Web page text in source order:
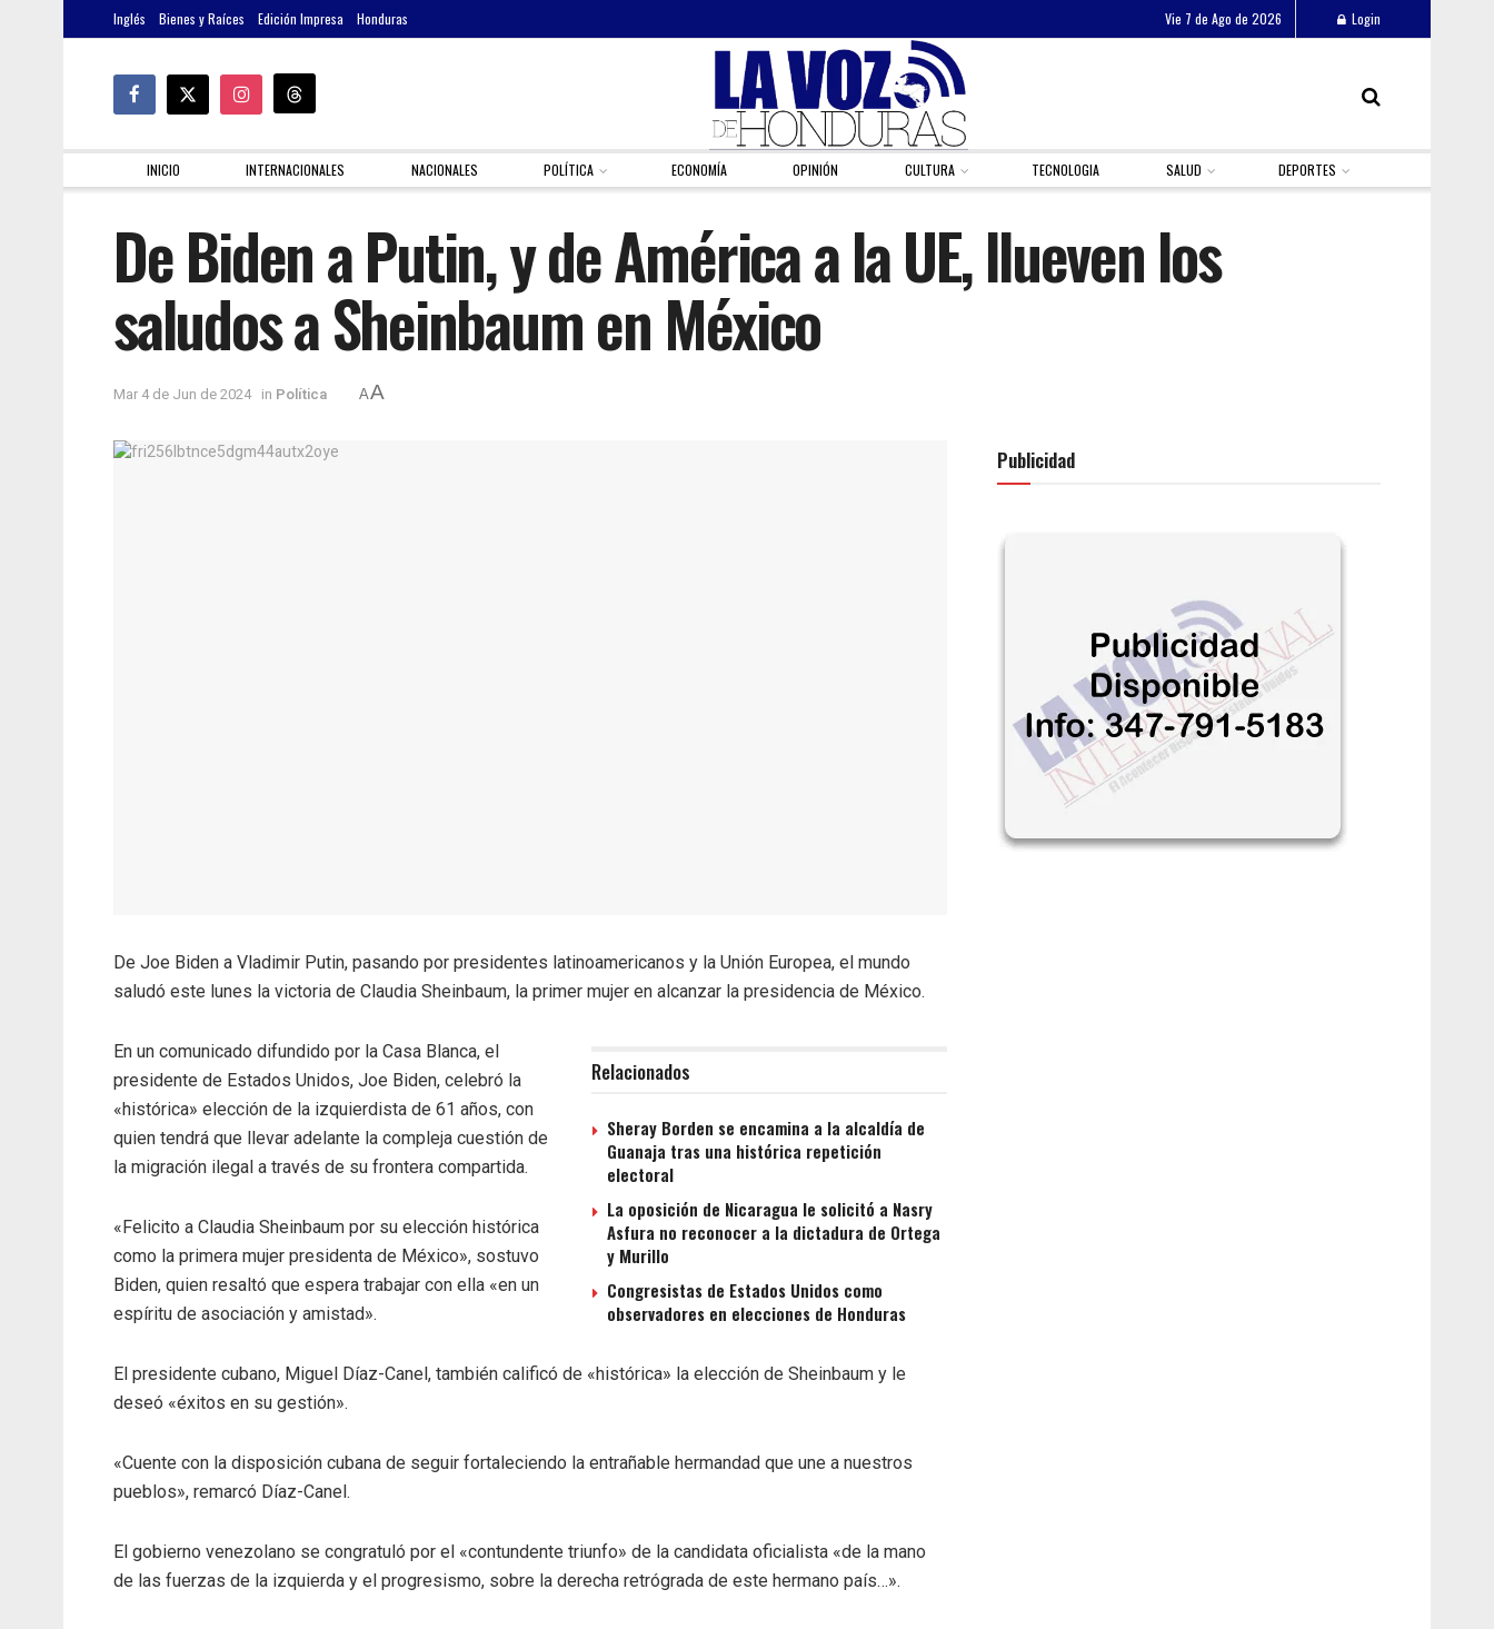
Inglés Bienes y Raíces Edición Impresa Honduras Vie 7 de Ago de 2026 Login
INICIO INTERNACIONALES NACIONALES POLÍTICA ECONOMÍA OPINIÓN CULTURA TECNOLOGIA SALUD DEPORTES
De Biden a Putin, y de América a la UE, llueven los
saludos a Sheinbaum en México
Mar 4 de Jun de 2024 in Política AA
De Joe Biden a Vladimir Putin, pasando por presidentes latinoamericanos y la Unión Europea, el mundo
saludó este lunes la victoria de Claudia Sheinbaum, la primer mujer en alcanzar la presidencia de México.
Relacionados
Sheray Borden se encamina a la alcaldía de
Guanaja tras una histórica repetición
electoral
La oposición de Nicaragua le solicitó a Nasry
Asfura no reconocer a la dictadura de Ortega
y Murillo
Congresistas de Estados Unidos como
observadores en elecciones de Honduras
En un comunicado difundido por la Casa Blanca, el
presidente de Estados Unidos, Joe Biden, celebró la
«histórica» elección de la izquierdista de 61 años, con
quien tendrá que llevar adelante la compleja cuestión de
la migración ilegal a través de su frontera compartida.
«Felicito a Claudia Sheinbaum por su elección histórica
como la primera mujer presidenta de México», sostuvo
Biden, quien resaltó que espera trabajar con ella «en un
espíritu de asociación y amistad».
El presidente cubano, Miguel Díaz-Canel, también calificó de «histórica» la elección de Sheinbaum y le
deseó «éxitos en su gestión».
«Cuente con la disposición cubana de seguir fortaleciendo la entrañable hermandad que une a nuestros
pueblos», remarcó Díaz-Canel.
El gobierno venezolano se congratuló por el «contundente triunfo» de la candidata oficialista «de la mano
de las fuerzas de la izquierda y el progresismo, sobre la derecha retrógrada de este hermano país…».
Publicidad